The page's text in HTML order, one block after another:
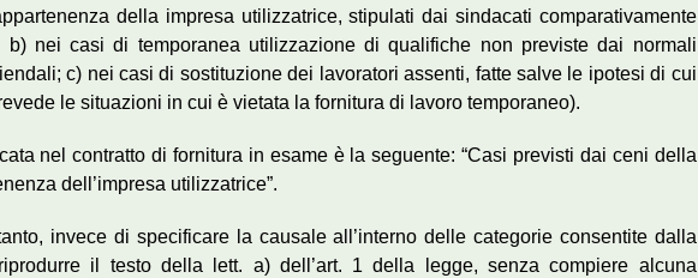
della impresa utilizzatrice, stipulati dai sindacati comparativamente
b) nei casi di temporanea utilizzazione di qualifiche non previste dai normali
c) nei casi di sostituzione dei lavoratori assenti, fatte salve le ipotesi di cui
le situazioni in cui è vietata la fornitura di lavoro temporaneo).
nel contratto di fornitura in esame è la seguente: “Casi previsti dai ceni della
dell’impresa utilizzatrice”.
invece di specificare la causale all’interno delle categorie consentite dalla
il testo della lett. a) dell’art. 1 della legge, senza compiere alcuna